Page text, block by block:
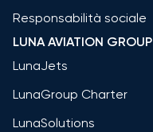
Responsabilità sociale
LUNA AVIATION GROUP
LunaJets
LunaGroup Charter
LunaSolutions